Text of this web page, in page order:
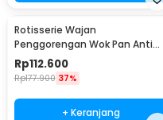
Rotisserie Wajan
Penggorengan Wok Pan Anti
Lengket 33cm - C0045
Rp112.600
Rp177.900 37%
+ Keranjang